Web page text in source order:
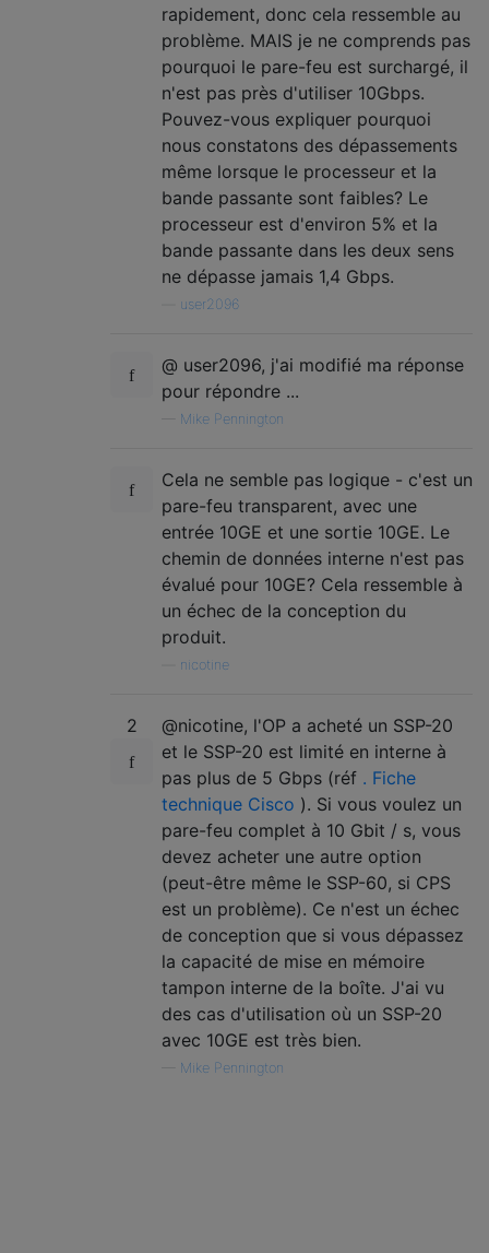
rapidement, donc cela ressemble au
problème. MAIS je ne comprends pas
pourquoi le pare-feu est surchargé, il
n'est pas près d'utiliser 10Gbps.
Pouvez-vous expliquer pourquoi
nous constatons des dépassements
même lorsque le processeur et la
bande passante sont faibles? Le
processeur est d'environ 5% et la
bande passante dans les deux sens
ne dépasse jamais 1,4 Gbps.
user2096
@ user2096, j'ai modifié ma réponse
pour répondre ...
Mike Pennington
Cela ne semble pas logique - c'est un
pare-feu transparent, avec une
entrée 10GE et une sortie 10GE. Le
chemin de données interne n'est pas
évalué pour 10GE? Cela ressemble à
un échec de la conception du
produit.
nicotine
2
@nicotine, l'OP a acheté un SSP-20
et le SSP-20 est limité en interne à
pas plus de 5 Gbps (réf . Fiche
technique Cisco ). Si vous voulez un
pare-feu complet à 10 Gbit / s, vous
devez acheter une autre option
(peut-être même le SSP-60, si CPS
est un problème). Ce n'est un échec
de conception que si vous dépassez
la capacité de mise en mémoire
tampon interne de la boîte. J'ai vu
des cas d'utilisation où un SSP-20
avec 10GE est très bien.
Mike Pennington